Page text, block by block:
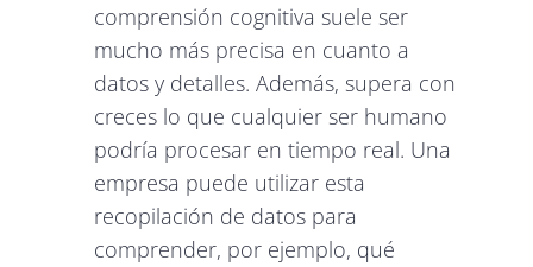
comprensión cognitiva suele ser
mucho más precisa en cuanto a
datos y detalles. Además, supera con
creces lo que cualquier ser humano
podría procesar en tiempo real. Una
empresa puede utilizar esta
recopilación de datos para
comprender, por ejemplo, qué